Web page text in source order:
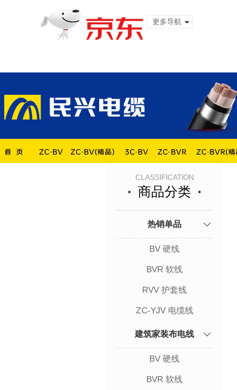
更多导航
CLASSIFICATION
商品分类
热销单品
BV 硬线
BVR 软线
RVV 护套线
ZC-YJV 电缆线
建筑家装布电线
BV 硬线
BVR 软线